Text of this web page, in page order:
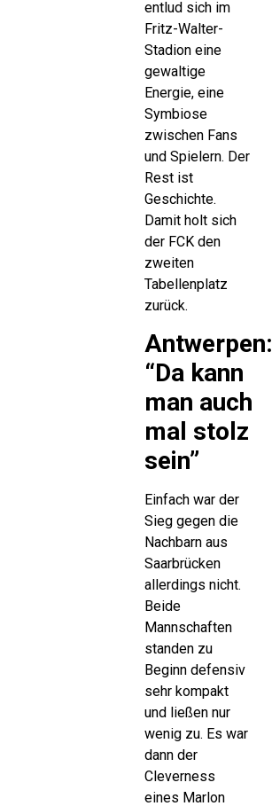
entlud sich im
Fritz-Walter-
Stadion eine
gewaltige
Energie, eine
Symbiose
zwischen Fans
und Spielern. Der
Rest ist
Geschichte.
Damit holt sich
der FCK den
zweiten
Tabellenplatz
zurück.
Antwerpen:
“Da kann
man auch
mal stolz
sein”
Einfach war der
Sieg gegen die
Nachbarn aus
Saarbrücken
allerdings nicht.
Beide
Mannschaften
standen zu
Beginn defensiv
sehr kompakt
und ließen nur
wenig zu. Es war
dann der
Cleverness
eines Marlon